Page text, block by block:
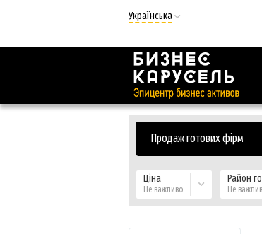
Українська
Русский
Українська
Продаж готових фірм
Ціна
Не важливо
Район
Не